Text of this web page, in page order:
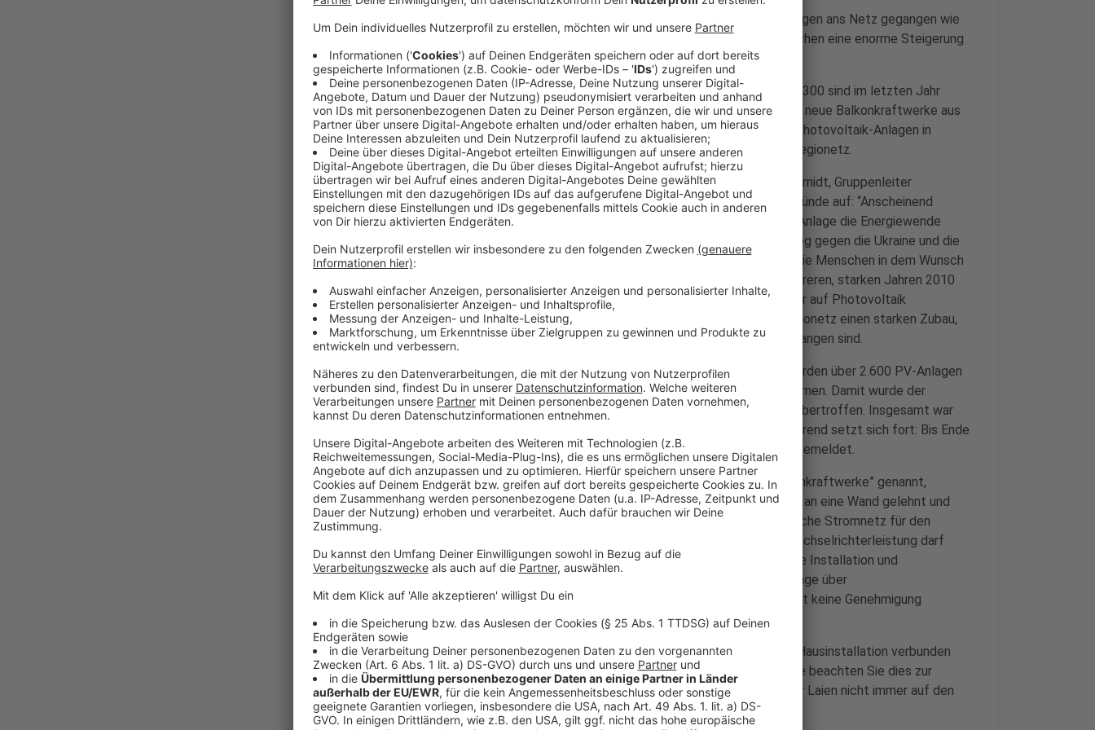
Allein in der Stadt Aachen sind doppelt soviele Photovoltaik-Anlagen ans Netz gegangen wie
im Jahr davor - und zwar gut 850. Schon im Vorjahr hatte es in Aachen eine enorme Steigerung
gegeben: von 306 (2020) auf 419 (2021) neue Anlagen.
Starke Zuwächse gibt es auch beim eigenen Stromspeicher, über 300 sind im letzten Jahr
angemeldet worden - nach gut 180 im Vorjahr. Hinzu kommen 350 neue Balkonkraftwerke aus
Solarstrom. Alles in allem habe sich die installierte Leistung von Photovoltaik-Anlagen in
Aachen von rund 34 Megawatt auf 39 Megawatt erhöht, so die Regionetz.
“Die Ursachen für diese Entwicklung sind vielfältig”, sagt Ralf Schmidt, Gruppenleiter
Einspeisung beim Netzbetreiber Regionetz, und zählt mögliche Gründe auf: “Anscheinend
möchten viele Menschen mit der Installation einer Photovoltaik-Anlage die Energiewende
selbst voranbringen und zum Klimaschutz beitragen. Auch der Krieg gegen die Ukraine und die
dadurch ausgelösten Unsicherheiten an den Energiemärkten hat die Menschen in dem Wunsch
nach einer unabhängigeren Versorgung bestärkt. Selbst in den führeren, starken Jahren 2010
bis 2012 haben wir keinen vergleichbaren “Run” wie im letzten Jahr auf Photovoltaik
feststellen können.” Auch für das laufende Jahr erwartet die Regionetz einen starken Zubau,
da bereits 520 PV-Anlagen bis Ende April in Aachen ans Netz gegangen sind.
In der Region ist die Entwicklung auf ähnlich hohem Niveau: So wurden über 2.600 PV-Anlagen
im gesamten Netzgebiet der Regionetz in 2022 in Betrieb genommen. Damit wurde der
gesamte Zubau der beiden Jahre 2021 (1.502) und 2020 (1.162) übertroffen. Insgesamt war
Ende 2022 eine Leistung von 147 Megawatt am Netz – und der Trend setzt sich fort: Bis Ende
April 2023 wurden schon über 1.500 PV-Anlagen in der Region angemeldet.
Bei den “steckerfertigen Anlagen”, umgangsprachlich auch “Balkonkraftwerke” genannt,
werden ein oder zwei kleine Solarpanele am Balkon montiert oder an eine Wand gelehnt und
erzeugen Solarstrom, der per herkömmlicher Steckdose in heimische Stromnetz für den
direkten, eigenen Verbrauch eingespeist wird. Bis zu 600 Watt Wechselrichterleistung darf
(aktuell) eine solche PV-Anlage haben, die keinen Elektriker für die Installation und
Inbetriebnahme benötigt. Bei der Regionetz kann eine solche Anlage über
www.regionetz.digital/einspeisung angezeigt werden, sie erfordert keine Genehmigung
(“vereinfachtes Verfahren”).
“Sollte der Anschluss des Balkonkraftwerks jedoch fest mit der Hausinstallation verbunden
werden, sind diese Arbeiten Elektrofachkräften vorbehalten. Bitte beachten Sie dies zur
eigenen Sicherheit. Die Gefahren des elektrischen Stroms sind für Laien nicht immer auf den
ersten Blick erkennbar”, so Schmidt.